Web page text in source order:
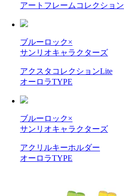
アートフレームコレクション
ブルーロック×
サンリオキャラクターズ
アクスタコレクションLite
オーロラTYPE
ブルーロック×
サンリオキャラクターズ
アクリルキーホルダー
オーロラTYPE